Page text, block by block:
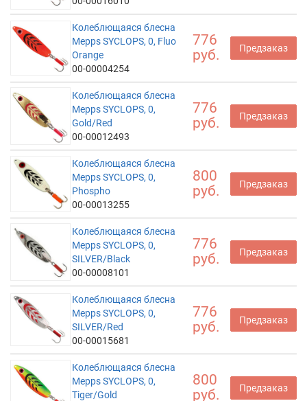
Колеблющаяся блесна
Mepps SYCLOPS, 0, Fluo
Orange
00-00004254
776
руб.
Предзаказ
Колеблющаяся блесна
Mepps SYCLOPS, 0,
Gold/Red
00-00012493
776
руб.
Предзаказ
Колеблющаяся блесна
Mepps SYCLOPS, 0,
Phospho
00-00013255
800
руб.
Предзаказ
Колеблющаяся блесна
Mepps SYCLOPS, 0,
SILVER/Black
00-00008101
776
руб.
Предзаказ
Колеблющаяся блесна
Mepps SYCLOPS, 0,
SILVER/Red
00-00015681
776
руб.
Предзаказ
Колеблющаяся блесна
Mepps SYCLOPS, 0,
Tiger/Gold
800
руб.
Предзаказ